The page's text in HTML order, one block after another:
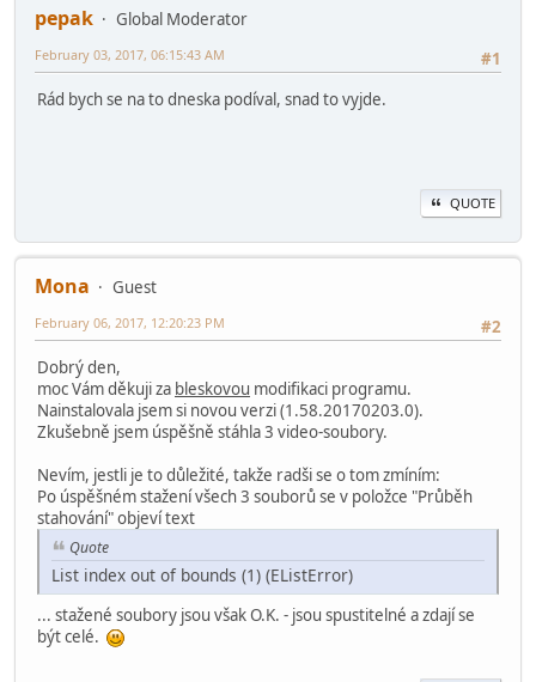
pepak
Global Moderator
#1
February 03, 2017, 06:15:43 AM
Rád bych se na to dneska podíval, snad to vyjde.
QUOTE
Mona
Guest
#2
February 06, 2017, 12:20:23 PM
Dobrý den,
moc Vám děkuji za bleskovou modifikaci programu.
Nainstalovala jsem si novou verzi (1.58.20170203.0).
Zkušebně jsem úspěšně stáhla 3 video-soubory.
Nevím, jestli je to důležité, takže radši se o tom zmíním:
Po úspěšném stažení všech 3 souborů se v položce "Průběh
stahování" objeví text
Quote
List index out of bounds (1) (EListError)
... stažené soubory jsou však O.K. - jsou spustitelné a zdají se
být celé.